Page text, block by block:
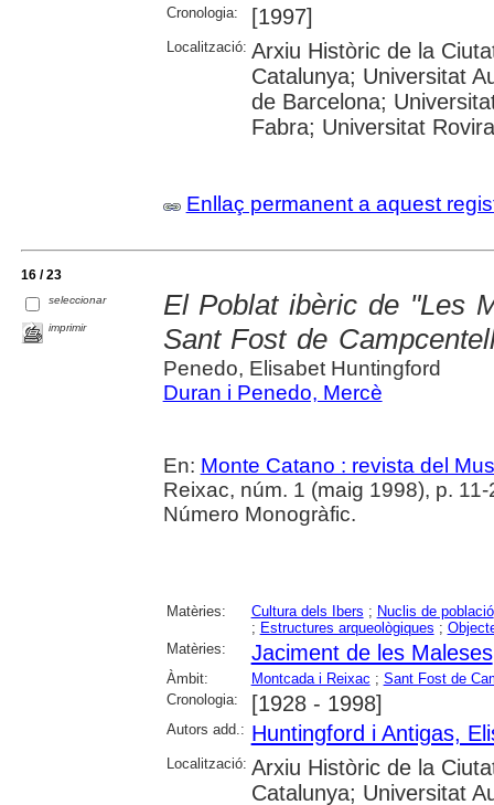
Cronologia: [1997]
Localització: Arxiu Històric de la
Catalunya; Universitat
de Barcelona;
Fabra; Universitat
Enllaç permanent a aquest
16 / 23
seleccionar
imprimir
El Poblat ibèric de "Les
Sant Fost de
Penedo, Elisabet Huntingford
Duran i Penedo, Mercè
En: Monte Catano : revista del
Reixac, núm. 1 (maig 1998), p. 11-
Número Monogràfic.
Matèries: Cultura dels Ibers ; Nuclis de població
; Estructures arqueològiques ;
Matèries:
Jaciment de les Maleses
Àmbit: Montcada i Reixac ; Sant Fost de
Cronologia:
[1928 - 1998]
Autors add.: Huntingford i Antigas,
Localització: Arxiu Històric de la
Catalunya; Universitat